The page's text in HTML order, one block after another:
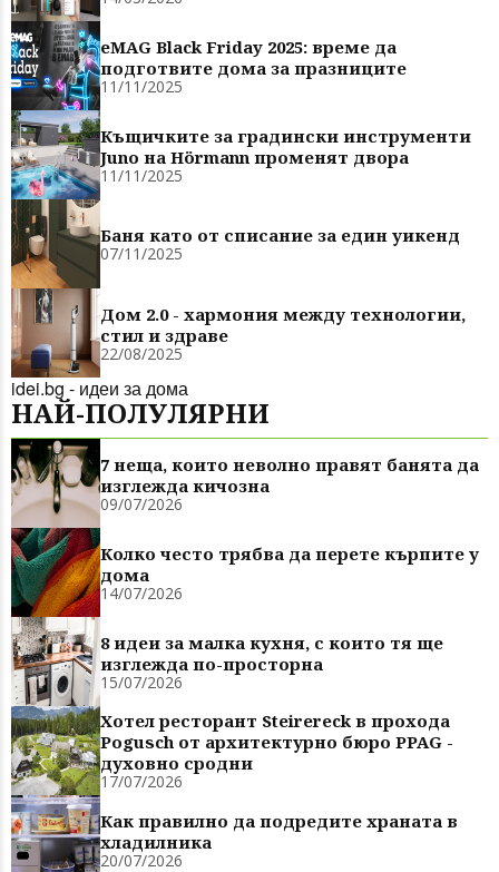
eMAG Black Friday 2025: време да
подготвите дома за празниците
11/11/2025
Къщичките за градински инструменти
Juno на Hörmann променят двора
11/11/2025
Баня като от списание за един уикенд
07/11/2025
Дом 2.0 - хармония между технологии,
стил и здраве
22/08/2025
idei.bg - идеи за дома
НАЙ-ПОЛУЛЯРНИ
7 неща, които неволно правят банята да
изглежда кичозна
09/07/2026
Колко често трябва да перете кърпите у
дома
14/07/2026
8 идеи за малка кухня, с които тя ще
изглежда по-просторна
15/07/2026
Хотел ресторант Steirereck в прохода
Pogusch от архитектурно бюро PPAG -
духовно сродни
17/07/2026
Как правилно да подредите храната в
хладилника
20/07/2026